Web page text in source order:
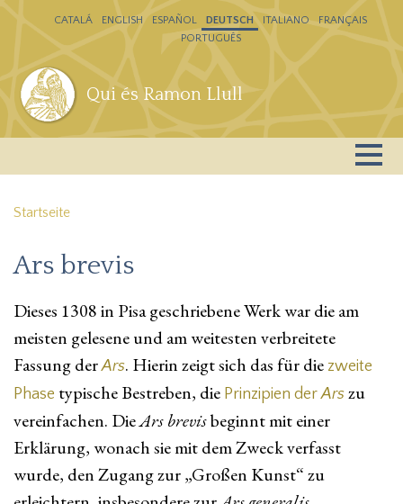
Direkt zum Inhalt
Qui és Ramon Llull
CATALÁ ENGLISH ESPAÑOL DEUTSCH ITALIANO
FRANÇAIS
PORTUGUÊS
Startseite
Ars brevis
Dieses 1308 in Pisa geschriebene Werk war die am
meisten gelesene und am weitesten verbreitete
Fassung derArs. Hierin zeigt sich das für die zweite
Phase typische Bestreben, die Prinzipien derArs zu
vereinfachen. DieArs brevisbeginnt mit einer
Erklärung, wonach sie mit dem Zweck verfasst
wurde, den Zugang zur „Großen Kunst“ zu